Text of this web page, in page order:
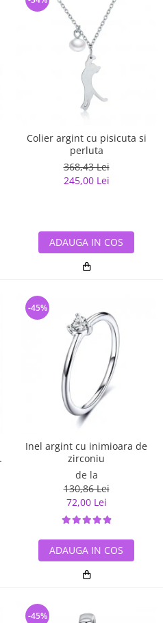
Colier argint cu pisicuta si
perluta
368,43 Lei
245,00 Lei
ADAUGA IN COS
Inel argint cu inimioara de
zirconiu
de la
130,86 Lei
72,00 Lei
-45%
ADAUGA IN COS
-45%